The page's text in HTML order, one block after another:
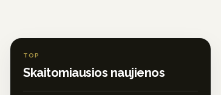
TOP
Skaitomiausios naujienos